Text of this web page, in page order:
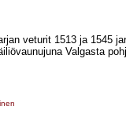
veturit 1513 ja 1545
Valgasta